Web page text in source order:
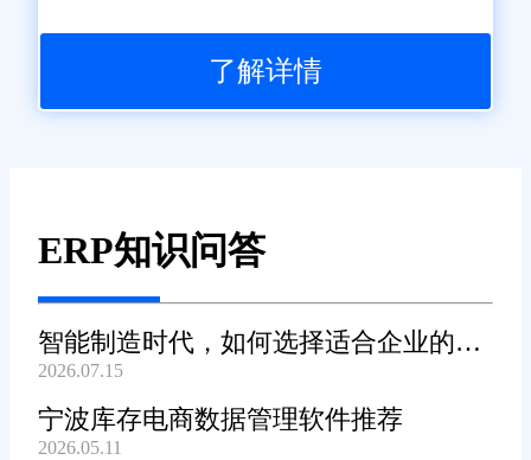
了解详情
ERP知识问答
智能制造时代，如何选择适合企业的
WMS系统?
2026.07.15
宁波库存电商数据管理软件推荐
2026.05.11